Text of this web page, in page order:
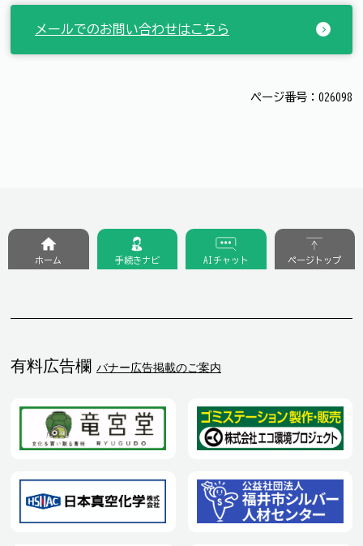
メールでのお問い合わせはこちら
ページ番号：026098
有料広告欄 バナー広告掲載のご案内
ホーム 手続きナビ AIチャット ページトップ